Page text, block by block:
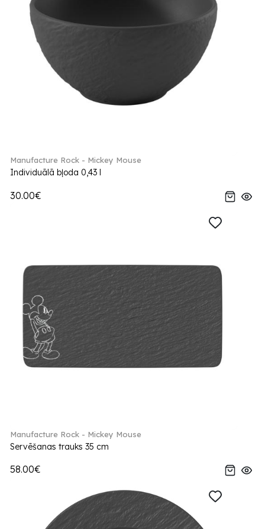
Manufacture Rock - Mickey Mouse
Individuālā bļoda 0,43 l
30.00€
Manufacture Rock - Mickey Mouse
Servēšanas trauks 35 cm
58.00€